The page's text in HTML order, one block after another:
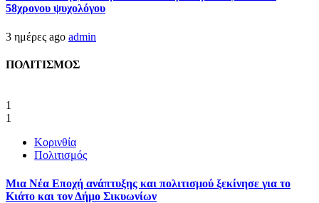
58χρονου ψυχολόγου
3 ημέρες ago admin
ΠΟΛΙΤΙΣΜΟΣ
1
1
Κορινθία
Πολιτισμός
Μια Νέα Εποχή ανάπτυξης και πολιτισμού ξεκίνησε για το
Κιάτο και τον Δήμο Σικυωνίων